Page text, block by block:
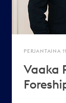
PERJANTAINA
Vaaka